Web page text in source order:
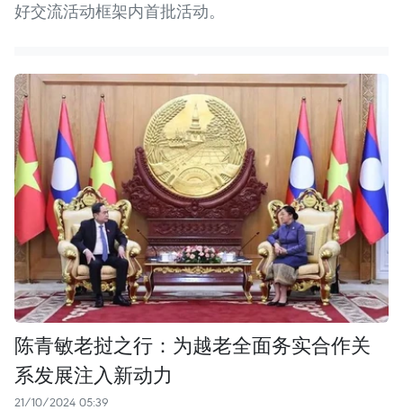
好交流活动框架内首批活动。
陈青敏老挝之行：为越老全面务实合作关
系发展注入新动力
21/10/2024 05:39